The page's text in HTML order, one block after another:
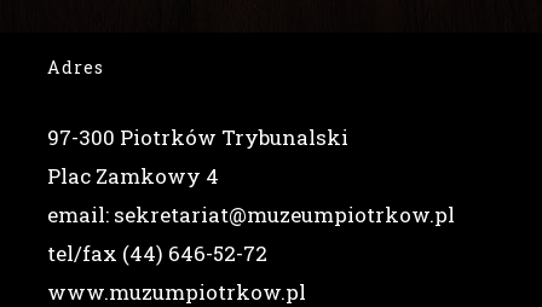
Adres
97-300 Piotrków Trybunalski
Plac Zamkowy 4
email: sekretariat@muzeumpiotrkow.pl
tel/fax (44) 646-52-72
www.muzumpiotrkow.pl